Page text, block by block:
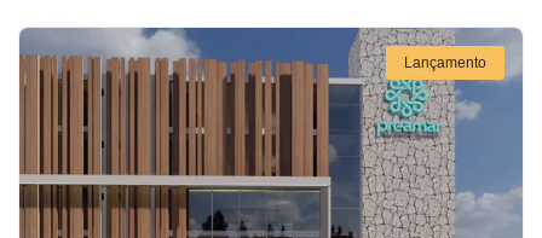
Lançamento